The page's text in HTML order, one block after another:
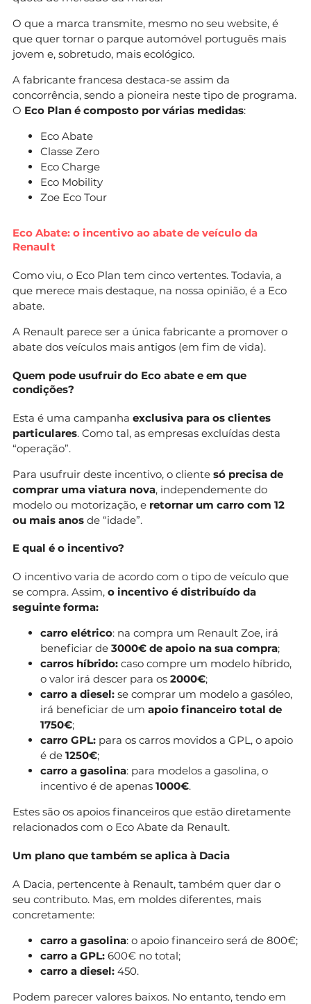
O que a marca transmite, mesmo no seu website, é
que quer tornar o parque automóvel português mais
jovem e, sobretudo, mais ecológico.
A fabricante francesa destaca-se assim da
concorrência, sendo a pioneira neste tipo de programa.
O Eco Plan é composto por várias medidas:
Eco Abate
Classe Zero
Eco Charge
Eco Mobility
Zoe Eco Tour
Eco Abate: o incentivo ao abate de veículo da
Renault
Como viu, o Eco Plan tem cinco vertentes. Todavia, a
que merece mais destaque, na nossa opinião, é a Eco
abate.
A Renault parece ser a única fabricante a promover o
abate dos veículos mais antigos (em fim de vida).
Quem pode usufruir do Eco abate e em que
condições?
Esta é uma campanha exclusiva para os clientes
particulares. Como tal, as empresas excluídas desta
“operação”.
Para usufruir deste incentivo, o cliente só precisa de
comprar uma viatura nova, independemente do
modelo ou motorização, e retornar um carro com 12
ou mais anos de “idade”.
E qual é o incentivo?
O incentivo varia de acordo com o tipo de veículo que
se compra. Assim, o incentivo é distribuído da
seguinte forma:
carro elétrico: na compra um Renault Zoe, irá
beneficiar de 3000€ de apoio na sua compra;
carros híbrido: caso compre um modelo híbrido,
o valor irá descer para os 2000€;
carro a diesel: se comprar um modelo a gasóleo,
irá beneficiar de um apoio financeiro total de
1750€;
carro GPL: para os carros movidos a GPL, o apoio
é de 1250€;
carro a gasolina: para modelos a gasolina, o
incentivo é de apenas 1000€.
Estes são os apoios financeiros que estão diretamente
relacionados com o Eco Abate da Renault.
Um plano que também se aplica à Dacia
A Dacia, pertencente à Renault, também quer dar o
seu contributo. Mas, em moldes diferentes, mais
concretamente:
carro a gasolina: o apoio financeiro será de 800€;
carro a GPL: 600€ no total;
carro a diesel: 450.
Podem parecer valores baixos. No entanto, tendo em